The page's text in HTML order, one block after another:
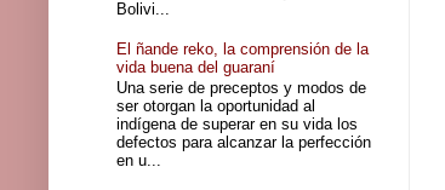
Bolivi...
El ñande reko, la comprensión de la
vida buena del guaraní
Una serie de preceptos y modos de
ser otorgan la oportunidad al
indígena de superar en su vida los
defectos para alcanzar la perfección
en u...